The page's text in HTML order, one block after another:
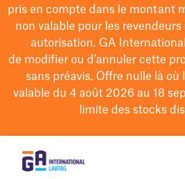
pris en compte dans le montant
non valable pour les
autorisation. GA
de modifierou d’annuler cette
sans préavis. Offre nulle là où
valable du 4 août 2026 au 18
limite des stocks